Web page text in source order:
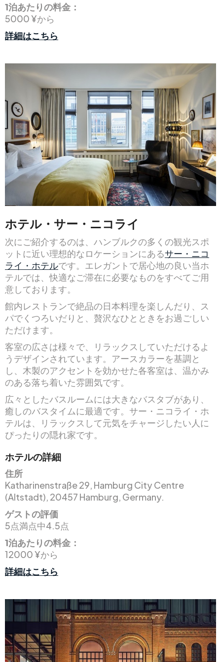
1泊あたりの料金：
5000 ¥から
詳細はこちら
ホテル・サー・ニコライ
次にご紹介するのは、ハンブルクの多くの観光スポ
ットに近い理想的なロケーションにあるサー・ニコ
ライ・ホテルです。エレガントで居心地の良い当ホ
テルでは、快適なご滞在に必要なものをすべてご用
意しております。
館内レストランで絶品の日本料理を楽しんだり、ス
パでくつろいだりと、贅沢なひとときをお過ごしい
ただけます。
客室の広さは様々で、リラックスしていただけるよ
うデザインされています。アースカラーを基調と
し、木製のアクセントを効かせた各客室は、温かみ
のある落ち着いた雰囲気です。
広々としたバスルームには大きなバスタブがあり、
癒しのバスタイムに最適です。サー・ニコライ・ホ
テルは、リラックスして元気をチャージしたい人に
ぴったりの隠れ家です。
ホテルの詳細
住所
Katharinenstraße 29, Hamburg City Centre
(Altstadt), 20457 Hamburg, Germany.
ゲストの評価
5点満点中4.5点
1泊あたりの料金：
12000 ¥から
詳細はこちら